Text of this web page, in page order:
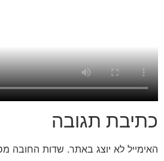
כתיבת תגובה
האימייל לא יוצג באתר. שדות החובה